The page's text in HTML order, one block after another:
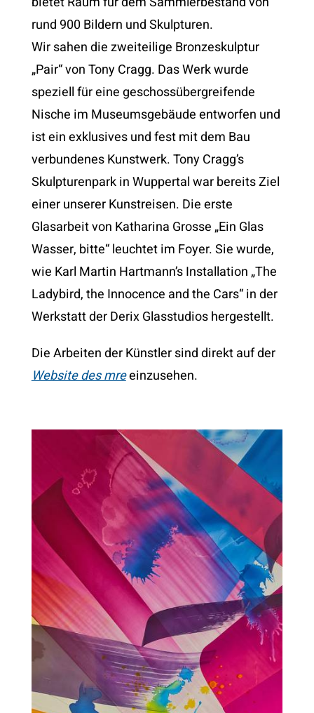
rund 900 Bildern und Skulpturen.
Wir sahendie zweiteilige Bronzeskulptur
„Pair“ von Tony Cragg. Das Werk wurde
speziell für eine geschossübergreifende
Nische im Museumsgebäude entworfen und
ist ein exklusives und fest mit dem Bau
verbundenes Kunstwerk.Tony Cragg’s
Skulpturenpark in Wuppertal war bereits Ziel
einer unserer Kunstreisen. Die erste
Glasarbeit von Katharina Grosse „Ein Glas
Wasser, bitte“ leuchtet im Foyer. Sie wurde,
wie Karl Martin Hartmann’s Installation „The
Ladybird, the Innocence and the Cars“in der
Werkstatt der Derix Glasstudios hergestellt.
Die Arbeiten der Künstler sind direkt auf der
Website des mreeinzusehen.